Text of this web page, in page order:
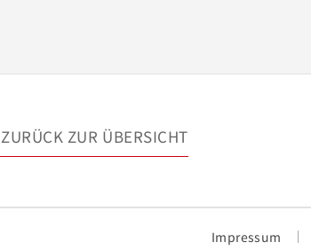
ZURÜCK ZUR ÜBERSICHT
Impressum